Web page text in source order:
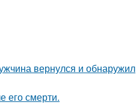
вернулся и
его смерти.